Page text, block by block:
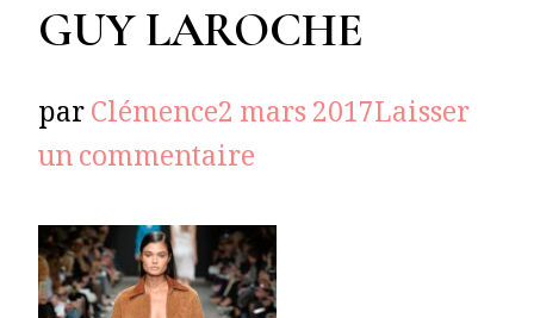
GUY LAROCHE
parClémence2 mars 2017Laisser
un commentaire
LAROCHE